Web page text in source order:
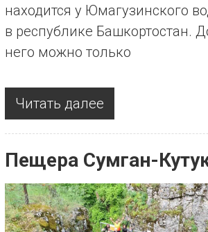
находится у Юмагузинского
в республике Башкортостан.
него можно только
Читать далее
Пещера Сумган-